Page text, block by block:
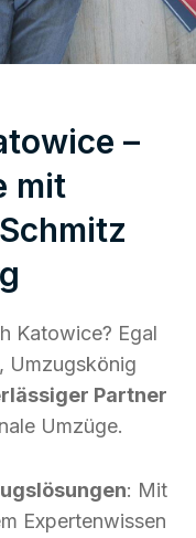
–
mit
Katowice? Egal
Umzugskönig
Partner
Umzüge.
: Mit
Expertenwissen